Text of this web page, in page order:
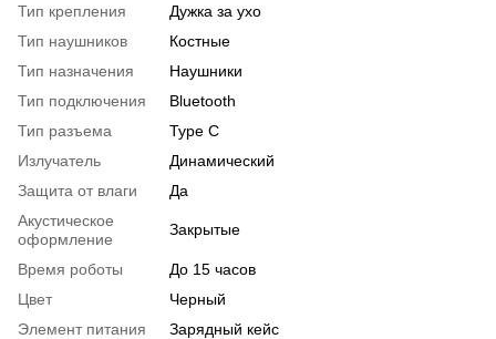
Тип крепления
Дужка за ухо
Тип наушников
Костные
Тип назначения
Наушники
Тип подключения
Bluetooth
Тип разъема
Type C
Излучатель
Динамический
Защита от влаги
Да
Акустическое
оформление
Закрытые
Время роботы
До 15 часов
Цвет
Черный
Элемент питания
Зарядный кейс